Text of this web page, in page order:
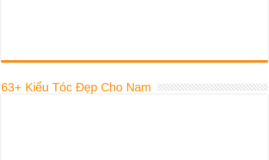
63+ Kiểu Tóc Đẹp Cho Nam